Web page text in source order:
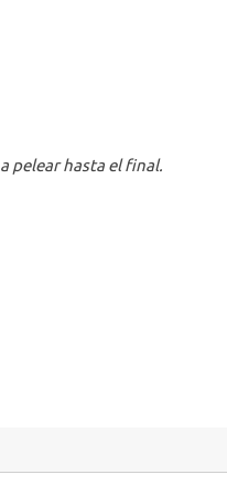
pelear hasta el final.